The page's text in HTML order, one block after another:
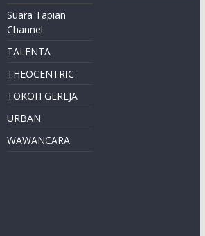
Suara Tapian
Channel
TALENTA
THEOCENTRIC
TOKOH GEREJA
URBAN
WAWANCARA